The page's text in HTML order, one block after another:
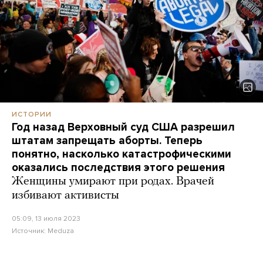
ИСТОРИИ
Год назад Верховный суд США разрешил
штатам запрещать аборты. Теперь
понятно, насколько катастрофическими
оказались последствия этого решения
Женщины умирают при родах. Врачей
избивают активисты
05:09, 13 июля 2023
Источник: Meduza